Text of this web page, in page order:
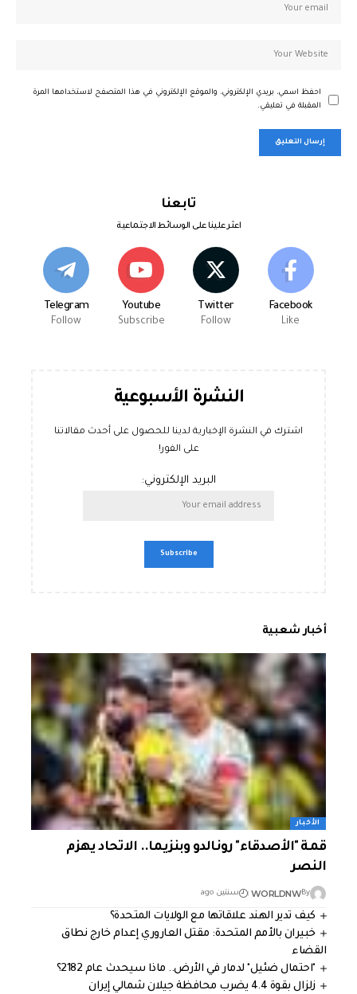
احفظ اسمي، بريدي الإلكتروني، والموقع الإلكتروني في هذا المتصفح لاستخدامها المرة
المقبلة في تعليقي.
تابعنا
اعثر علينا على الوسائط الاجتماعية
Facebook
Like
Twitter
Follow
Youtube
Subscribe
Telegram
Follow
النشرة الأسبوعية
اشترك في النشرة الإخبارية لدينا للحصول على أحدث مقالاتنا
على الفور!
البريد الإلكتروني:
أخبار شعبية
الأخبار
قمة "الأصدقاء" رونالدو وبنزيما.. الاتحاد يهزم
النصر
By
WORLDNW سنتين ago
كيف تدير الهند علاقاتها مع الولايات المتحدة؟
خبيران بالأمم المتحدة: مقتل العاروري إعدام خارج نطاق
القضاء
"احتمال ضئيل" لدمار في الأرض.. ماذا سيحدث عام 2182؟
زلزال بقوة 4.4 يضرب محافظة جيلان شمالي إيران